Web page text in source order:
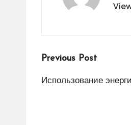
Post
navigation
Previous Post
Использование